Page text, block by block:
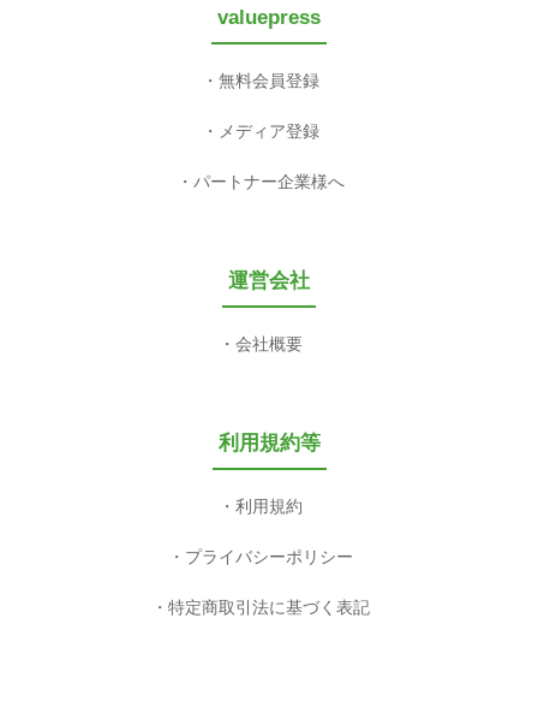
valuepress
無料会員登録
メディア登録
パートナー企業様へ
運営会社
会社概要
利用規約等
利用規約
プライバシーポリシー
特定商取引法に基づく表記